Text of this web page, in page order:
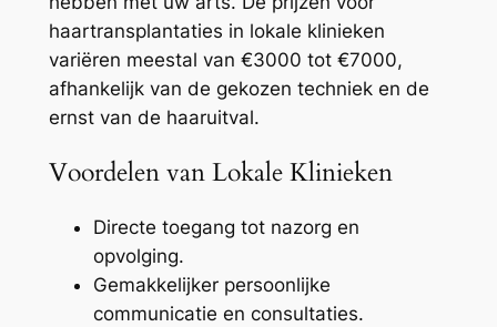
haartransplantaties in lokale klinieken
variëren meestal van €3000 tot €7000,
afhankelijk van de gekozen techniek en de
ernst van de haaruitval.
Voordelen van Lokale Klinieken
Directe toegang tot nazorg en
opvolging.
Gemakkelijker persoonlijke
communicatie en consultaties.